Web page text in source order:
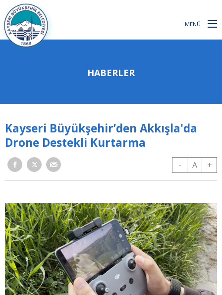
MENÜ
HABERLER
Kayseri Büyükşehir’den Akkışla'da
Drone Destekli Kurtarma
- A +